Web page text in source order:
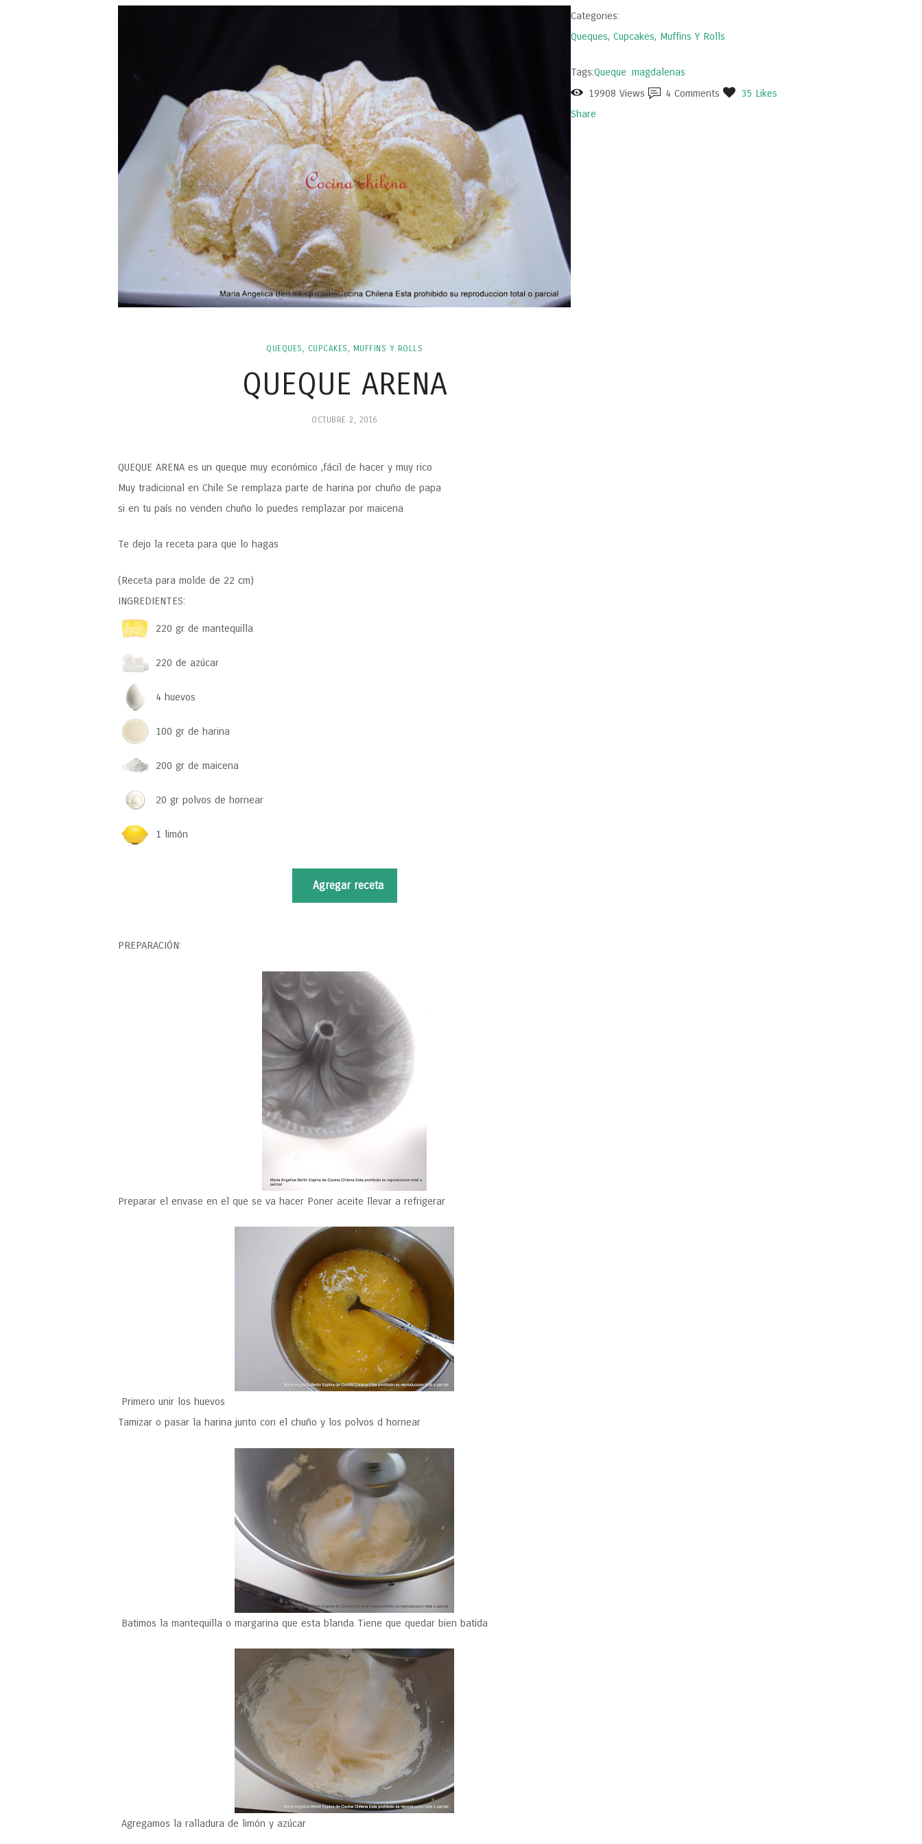
QUEQUES, CUPCAKES, MUFFINS Y ROLLS
QUEQUE ARENA
OCTUBRE 2, 2016
QUEQUE ARENA es un queque muy económico ,fácil de hacer y muy rico
Muy tradicional en Chile Se remplaza parte de harina por chuño de papa
si en tu país no venden chuño lo puedes remplazar por maicena
Te dejo la receta para que lo hagas
(Receta para molde de 22 cm)
INGREDIENTES:
220 gr de mantequilla
220 de azúcar
4 huevos
100 gr de harina
200 gr de maicena
20 gr polvos de hornear
1 limón
Agregar receta
PREPARACIÓN:
Preparar el envase en el que se va hacer Poner aceite llevar a refrigerar
Primero unir los huevos
Tamizar o pasar la harina junto con el chuño y los polvos d hornear
Batimos la mantequilla o margarina que esta blanda Tiene que quedar bien batida
Agregamos la ralladura de limón y azúcar
Categories:
Queques, Cupcakes, Muffins Y Rolls
Tags:Queque .magdalenas
19908 Views 4 Comments 35 Likes
Share